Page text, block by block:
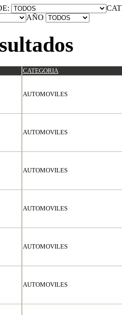
AÑO
CATEGORIA
AUTOMOVILES
AUTOMOVILES
AUTOMOVILES
AUTOMOVILES
AUTOMOVILES
AUTOMOVILES